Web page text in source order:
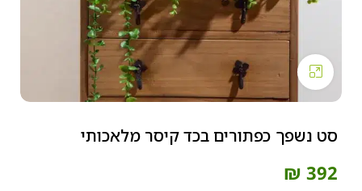
Click to enlarge
סט נשפך כפתורים בכד קיסר מלאכותי
₪ 392